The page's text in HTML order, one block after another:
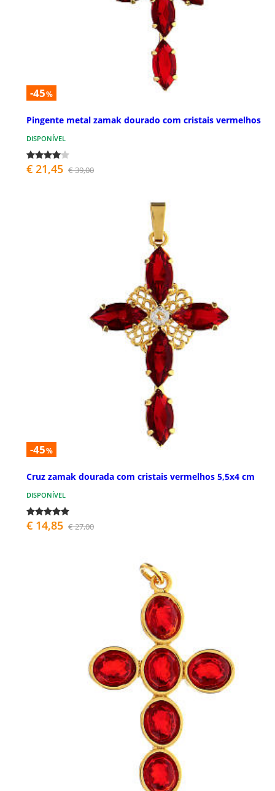
-45%
Pingente metal zamak dourado com cristais vermelhos
DISPONÍVEL
€ 21,45 € 39,00
-45%
Cruz zamak dourada com cristais vermelhos 5,5x4 cm
DISPONÍVEL
€ 14,85 € 27,00